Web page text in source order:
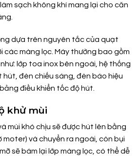
sạch không khí mang lại cho căn
dựa trên nguyên tắc của quạt
các màng lọc. Máy thường bao gồm
lớp toa inox bên ngoài, hệ thống
hút, đèn chiếu sáng, đèn báo hiệu
điều khiển tốc độ hút.
khử mùi
mùi khó chịu sẽ được hút lên bằng
moter) và chuyển ra ngoài, còn bụi
sẽ bám lại lớp màng lọc, có thể dễ